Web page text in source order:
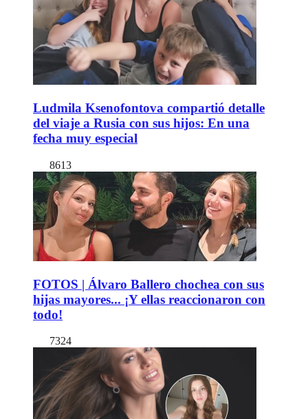
Ludmila Ksenofontova compartió detalle
del viaje a Rusia con sus hijos: En una
fecha muy especial
8613
FOTOS | Álvaro Ballero chochea con sus
hijas mayores... ¡Y ellas reaccionaron con
todo!
7324